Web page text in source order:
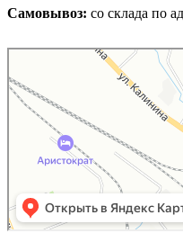
Самовывоз: cо склада по